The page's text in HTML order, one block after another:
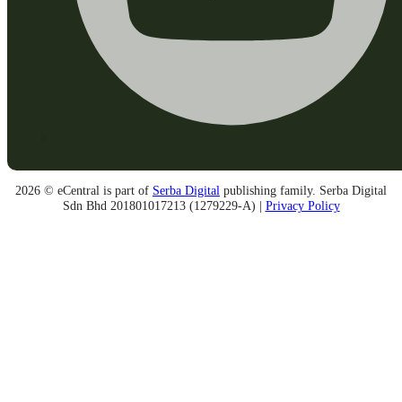
2026 © eCentral is part of Serba Digital publishing family. Serba Digital
Sdn Bhd 201801017213 (1279229-A) | Privacy Policy